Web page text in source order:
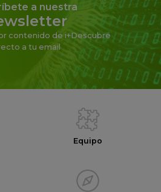
a nuestra
contenido de i+Descubre
a tu email
Equipo